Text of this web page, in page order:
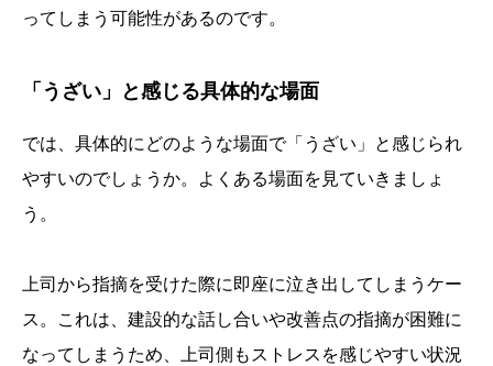
ってしまう可能性があるのです。
「うざい」と感じる具体的な場面
では、具体的にどのような場面で「うざい」と感じられ
やすいのでしょうか。よくある場面を見ていきましょ
う。
上司から指摘を受けた際に即座に泣き出してしまうケー
ス。これは、建設的な話し合いや改善点の指摘が困難に
なってしまうため、上司側もストレスを感じやすい状況